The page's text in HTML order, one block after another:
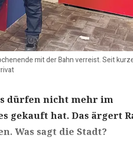
mit der Bahn verreist. Seit
dürfen nicht mehr im
gekauft hat. Das ärgert
Was sagt die Stadt?